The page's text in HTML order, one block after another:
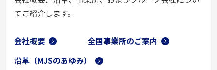
てご紹介します。
会社概要
全国事業所のご案内
沿革（MJSのあゆみ）